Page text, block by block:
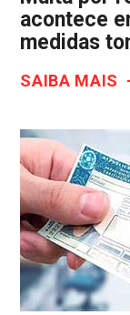
acontece
medidas
SAIBA MAIS